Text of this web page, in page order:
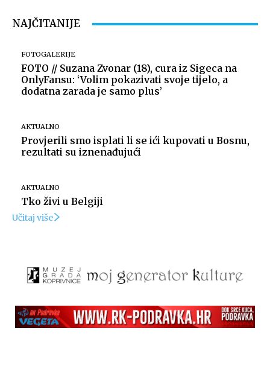
NAJČITANIJE
FOTOGALERIJE
FOTO // Suzana Zvonar (18), cura iz Sigeca na
OnlyFansu: ‘Volim pokazivati svoje tijelo, a
dodatna zarada je samo plus’
AKTUALNO
Provjerili smo isplati li se ići kupovati u Bosnu,
rezultati su iznenađujući
AKTUALNO
Tko živi u Belgiji
Učitaj više